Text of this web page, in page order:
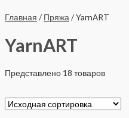
Главная / Пряжа / YarnART
YarnART
Представлено 18 товаров